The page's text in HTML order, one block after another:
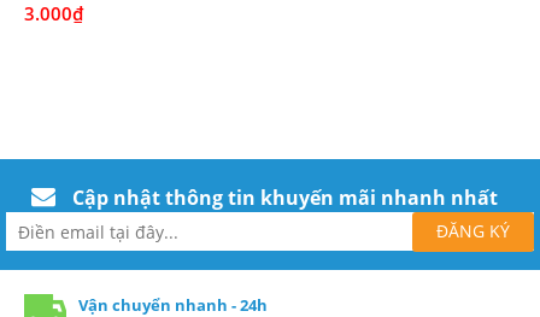
3.000₫
Cập nhật thông tin khuyến mãi nhanh nhất
Vận chuyển nhanh - 24h